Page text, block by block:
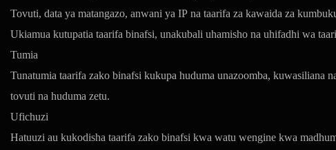
Tovuti, data ya matangazo, anwani ya IP na taarifa za kawaida za
Ukiamua kutupatia taarifa binafsi, unakubali uhamisho na uhifadhi wa
Tumia
Tunatumia taarifa zako binafsi kukupa huduma unazoomba, kuwasiliana
tovuti na huduma zetu.
Ufichuzi
Hatuuzi au kukodisha taarifa zako binafsi kwa watu wengine kwa